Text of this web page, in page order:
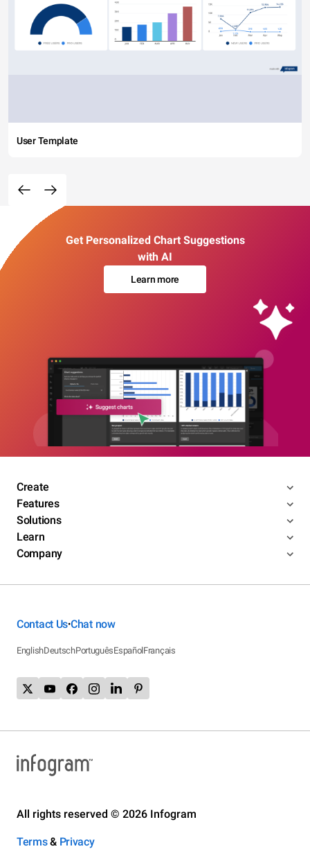
User Template
Get Personalized Chart Suggestions
with AI
Learn more
Create
Features
Solutions
Learn
Company
Contact Us•Chat now
EnglishDeutschPortuguêsEspañolFrançais
All rights reserved © 2026 Infogram
Terms& Privacy